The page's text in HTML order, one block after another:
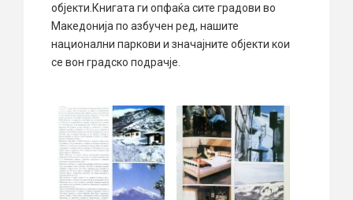
објекти.Книгата ги опфаќа сите градови во
Македонија по азбучен ред, нашите
национални паркови и значајните објекти кои
се вон градско подрачје.